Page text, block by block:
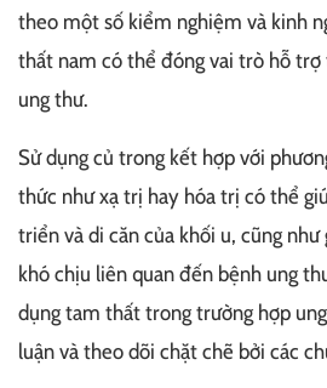
theo một số kiểm nghiệm và kinh
thất nam có thể đóng vai trò hỗ
ung thư.
Sử dụng củ trong kết hợp với
thức như xạ trị hay hóa trị có thể
triển và di căn của khối u, cũng
khó chịu liên quan đến bệnh ung
dụng tam thất trong trường hợp
luận và theo dõi chặt chẽ bởi các